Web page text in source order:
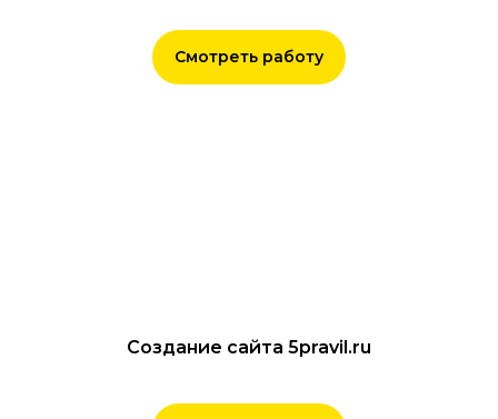
Смотреть работу
Создание сайта 5pravil.ru